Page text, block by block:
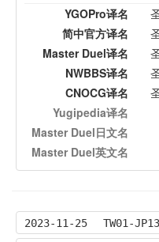
YGOPro译名
简中官方译名
Master Duel译名
NWBBS译名
CNOCG译名
Yugipedia译名
Master Duel日文名
Master Duel英文名
2023-11-25 TW01-